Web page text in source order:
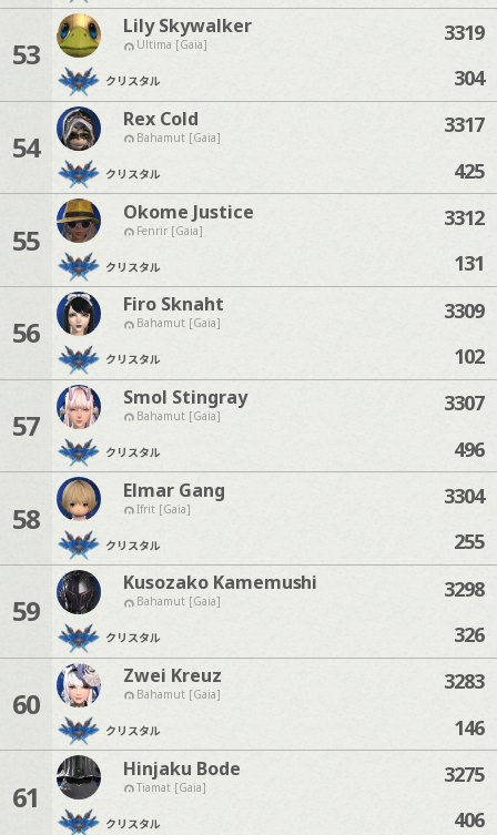
53
Lily Skywalker
Ultima [Gaia]
クリスタル
3319
304
54
Rex Cold
Bahamut [Gaia]
クリスタル
3317
425
55
Okome Justice
Fenrir [Gaia]
クリスタル
3312
131
56
Firo Sknaht
Bahamut [Gaia]
クリスタル
3309
102
57
Smol Stingray
Bahamut [Gaia]
クリスタル
3307
496
58
Elmar Gang
Ifrit [Gaia]
クリスタル
3304
255
59
Kusozako Kamemushi
Bahamut [Gaia]
クリスタル
3298
326
60
Zwei Kreuz
Bahamut [Gaia]
クリスタル
3283
146
61
Hinjaku Bode
Tiamat [Gaia]
クリスタル
3275
406